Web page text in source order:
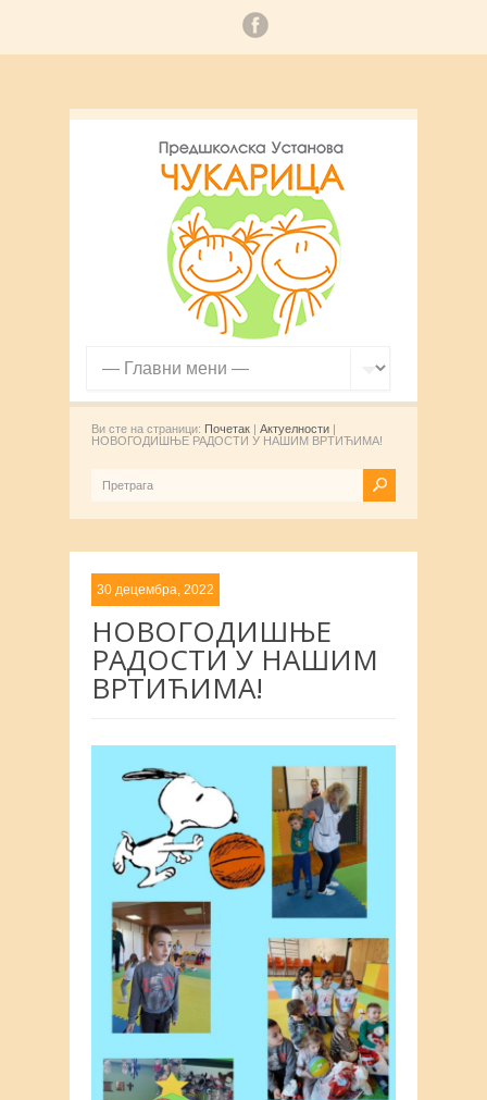
Ви сте на страници: Почетак | Актуелности |
НОВОГОДИШЊЕ РАДОСТИ У НАШИМ ВРТИЋИМА!
30 децембра, 2022
НОВОГОДИШЊЕ
РАДОСТИ У НАШИМ
ВРТИЋИМА!